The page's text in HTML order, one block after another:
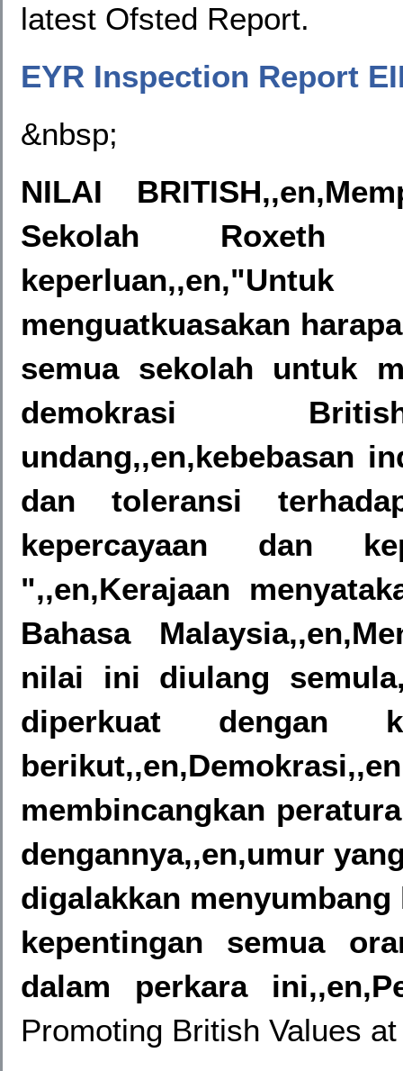
latest Ofsted Report.
EYR Inspection Report
&nbsp;
NILAI
Sekolah Roxeth
menguatkuasakan
semua sekolah untuk
demokrasi
undang,,en,kebebasan
dan toleransi
kepercayaan dan
",,en,Kerajaan
Bahasa
nilai ini diulang
diperkuat dengan
membincangkan
dengannya,,en,umur
digalakkan
kepentingan semua
dalam perkara
Promoting British Values